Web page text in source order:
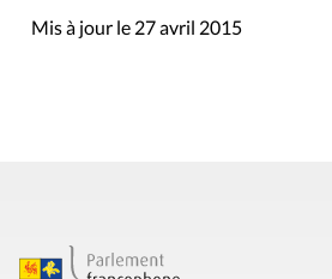
Mis à jour le 27 avril 2015